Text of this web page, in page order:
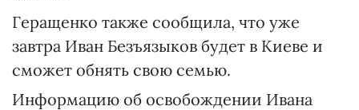
Геращенко также сообщила, что уже
завтра Иван Безъязыков будет в Киеве и
сможет обнять свою семью.
Информацию об освобождении Ивана